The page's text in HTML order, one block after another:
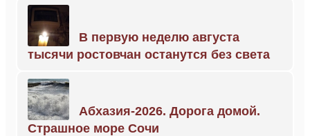
В первую неделю августа
тысячи ростовчан останутся без света
Абхазия-2026. Дорога домой.
Страшное море Сочи